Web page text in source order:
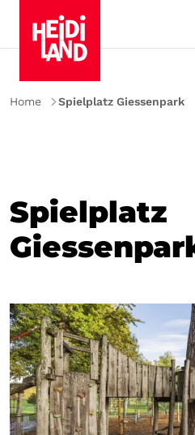
Home Spielplatz Giessenpark
Spielplatz